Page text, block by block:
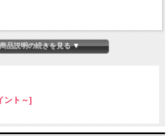
色調補正は行っておりますがディスプレイの種類や
て見える場合があります。
いて】
イズ55 x 55m ずつにカットされております。
品説明の続きを見る ▼
ント～]